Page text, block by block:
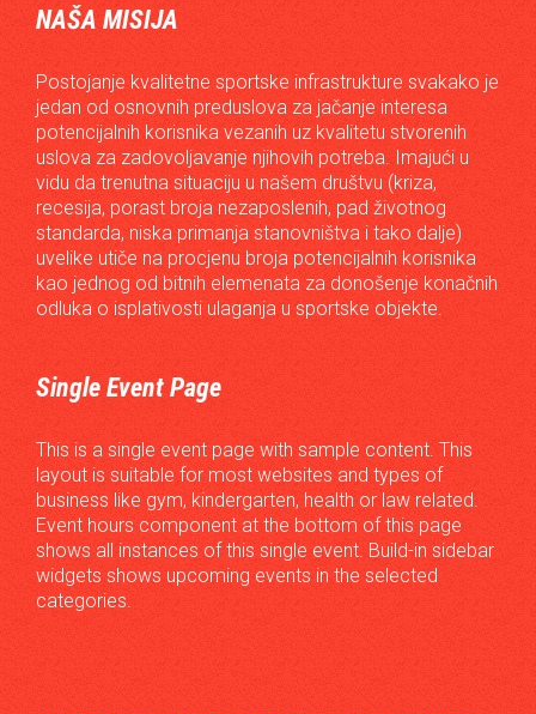
NAŠA MISIJA
Postojanje kvalitetne sportske infrastrukture svakako je
jedan od osnovnih preduslova za jačanje interesa
potencijalnih korisnika vezanih uz kvalitetu stvorenih
uslova za zadovoljavanje njihovih potreba. Imajući u
vidu da trenutna situaciju u našem društvu (kriza,
recesija, porast broja nezaposlenih, pad životnog
standarda, niska primanja stanovništva i tako dalje)
uvelike utiče na procjenu broja potencijalnih korisnika
kao jednog od bitnih elemenata za donošenje konačnih
odluka o isplativosti ulaganja u sportske objekte.
Single Event Page
This is a single event page with sample content. This
layout is suitable for most websites and types of
business like gym, kindergarten, health or law related.
Event hours component at the bottom of this page
shows all instances of this single event. Build-in sidebar
widgets shows upcoming events in the selected
categories.